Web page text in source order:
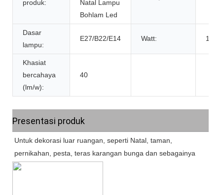
produk:
Natal Lampu
Bohlam Led
Dasar
lampu:
E27/B22/E14 Watt:
Khasiat
bercahaya
(lm/w):
40
Presentasi produk
Untuk dekorasi luar ruangan, seperti Natal, taman,
pernikahan, pesta, teras karangan bunga dan sebagainya